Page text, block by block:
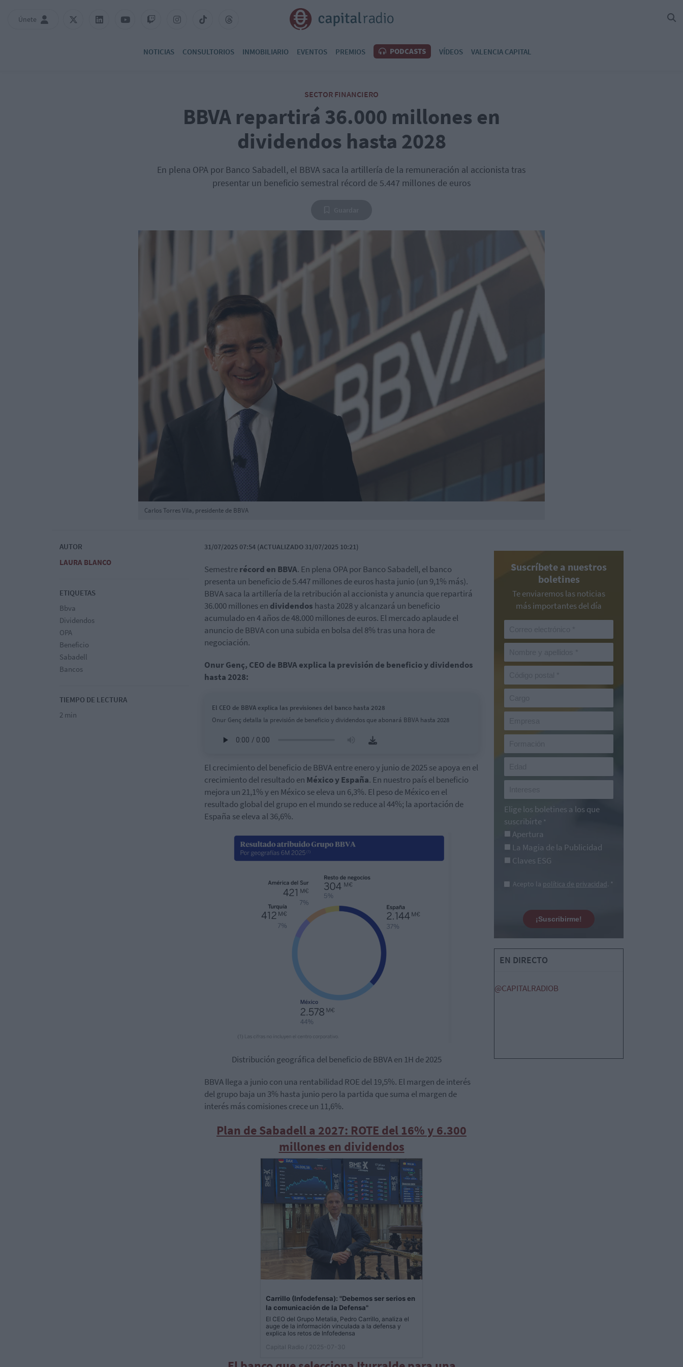
Únete
NOTICIAS CONSULTORIOS INMOBILIARIO EVENTOS PREMIOS PODCASTS VÍDEOS VALENCIA CAPITAL
SECTOR FINANCIERO
BBVA repartirá 36.000 millones en
dividendos hasta 2028
En plena OPA por Banco Sabadell, el BBVA saca la artillería de la remuneración al accionista tras
presentar un beneficio semestral récord de 5.447 millones de euros
Carlos Torres Vila, presidente de BBVA
AUTOR
LAURA BLANCO
ETIQUETAS
Bbva
Dividendos
OPA
Beneficio
Sabadell
Bancos
TIEMPO DE LECTURA
2 min
31/07/2025 07:54 (ACTUALIZADO 31/07/2025 10:21)
Semestrerécord en BBVA. En plena OPA por Banco Sabadell, el banco
presenta un beneficio de 5.447 millones de euros hasta junio (un 9,1% más).
BBVA saca la artillería de la retribución al accionista y anuncia que repartirá
36.000 millones en dividendos hasta 2028 y alcanzará un beneficio
acumulado en 4 años de 48.000 millones de euros. El mercado aplaude el
anuncio de BBVA con una subida en bolsa del 8% tras una hora de
negociación.
Onur Genç, CEO de BBVA explica la previsión de beneficio y dividendos
hasta 2028:
El CEO de BBVA explica las previsiones del banco hasta 2028
Onur Genç detalla la previsión de beneficio y dividendos que abonará BBVA hasta 2028
El crecimiento del beneficio de BBVA entre enero y junio de 2025 se apoya en el
crecimiento del resultado en México y España. En nuestro país el beneficio
mejora un 21,1% y en México se eleva un 6,3%. El peso de México en el
resultado global del grupo en el mundo se reduce al 44%; la aportación de
España se eleva al 36,6%.
Distribución geográfica del beneficio de BBVA en 1H de 2025
BBVA llega a junio con una rentabilidad ROE del 19,5%. El margen de interés
del grupo baja un 3% hasta junio pero la partida que suma el margen de
interés más comisiones crece un 11,6%.
Plan de Sabadell a 2027: ROTE del 16% y 6.300
millones en dividendos
Carrillo (Infodefensa): "Debemos ser serios en
la comunicación de la Defensa"
El CEO del Grupo Metalia, Pedro Carrillo, analiza el
auge de la información vinculada a la defensa y
explica los retos de Infofedensa
Capital Radio
/ 2025-07-30
Suscríbete a nuestros
boletines
Te enviaremos las noticias
más importantes del día
Elige los boletines a los que
suscribirte *
Apertura
La Magia de la Publicidad
Claves ESG
Acepto la política de privacidad. *
¡Suscribirme!
EN DIRECTO
@CAPITALRADIOB